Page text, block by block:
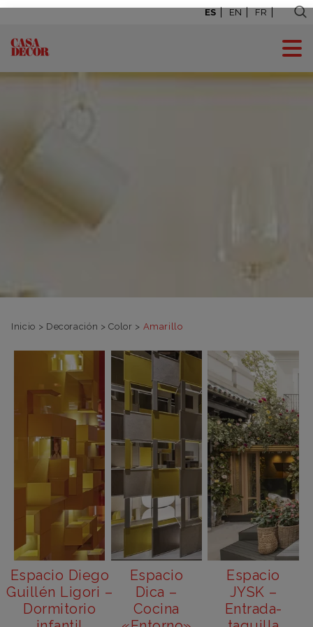
ES EN FR
Inicio > Decoración >Color > Amarillo
Espacio Diego
Guillén Ligori –
Dormitorio
Espacio
Dica –
Cocina
Espacio
JYSK –
Entrada-